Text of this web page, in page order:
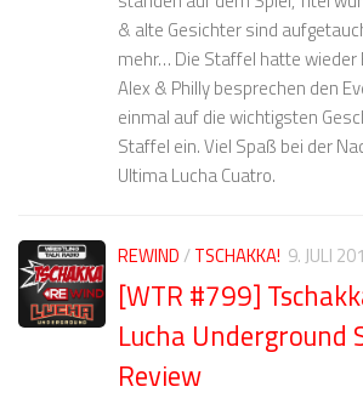
& alte Gesichter sind
mehr… Die Staffel hatte wieder
Alex & Philly besprechen den
einmal auf die wichtigsten
Staffel ein. Viel Spaß bei der
Ultima Lucha Cuatro.
REWIND/TSCHAKKA! 9. JULI
[WTR #799]
Lucha Underground
Review